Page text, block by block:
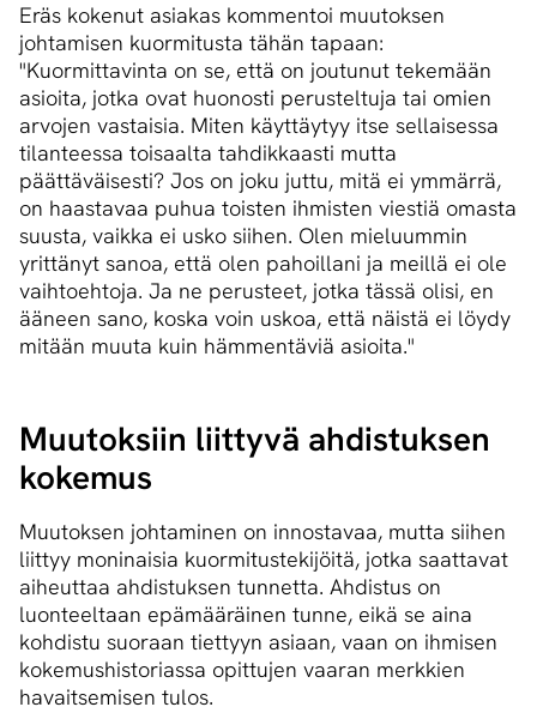
Eräs kokenut asiakas kommentoi muutoksen
johtamisen kuormitusta tähän tapaan:
"Kuormittavinta on se, että on joutunut tekemään
asioita, jotka ovat huonosti perusteltuja tai omien
arvojen vastaisia. Miten käyttäytyy itse sellaisessa
tilanteessa toisaalta tahdikkaasti mutta
päättäväisesti? Jos on joku juttu, mitä ei ymmärrä,
on haastavaa puhua toisten ihmisten viestiä omasta
suusta, vaikka ei usko siihen. Olen mieluummin
yrittänyt sanoa, että olen pahoillani ja meillä ei ole
vaihtoehtoja. Ja ne perusteet, jotka tässä olisi, en
ääneen sano, koska voin uskoa, että näistä ei löydy
mitään muuta kuin hämmentäviä asioita."
Muutoksiin liittyvä ahdistuksen
kokemus
Muutoksen johtaminen on innostavaa, mutta siihen
liittyy moninaisia kuormitustekijöitä, jotka saattavat
aiheuttaa ahdistuksen tunnetta. Ahdistus on
luonteeltaan epämääräinen tunne, eikä se aina
kohdistu suoraan tiettyyn asiaan, vaan on ihmisen
kokemushistoriassa opittujen vaaran merkkien
havaitsemisen tulos.